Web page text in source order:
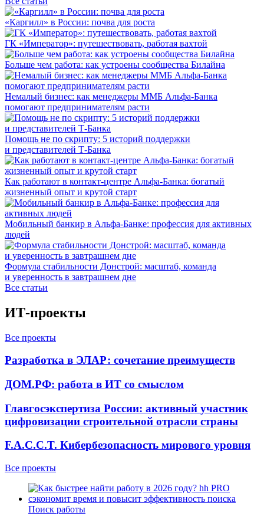
«Каргилл» в России: почва для роста
ГК «Император»: путешествовать, работая вахтой
Больше чем работа: как устроены сообщества Билайна
Немалый бизнес: как менеджеры ММБ Альфа-Банка
помогают предпринимателям расти
Помощь не по скрипту: 5 историй поддержки
и представителей Т-Банка
Как работают в контакт-центре Альфа-Банка: богатый
жизненный опыт и крутой старт
Мобильный банкир в Альфа-Банке: профессия для активных
людей
Формула стабильности Донстрой: масштаб, команда
и уверенность в завтрашнем дне
Все статьи
ИТ-проекты
Все проекты
Разработка в ЭЛАР: сочетание преимуществ
ДОМ.РФ: работа в ИТ со смыслом
Главгосэкспертиза России: активный участник
цифровизации строительной отрасли страны
F.A.C.C.T. Кибербезопасность мирового уровня
Все проекты
Поиск работы